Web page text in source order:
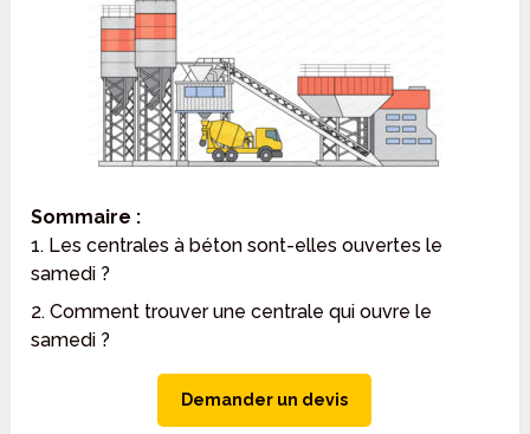
Sommaire :
1. Les centrales à béton sont-elles ouvertes le
samedi ?
2. Comment trouver une centrale qui ouvre le
samedi ?
Demander un devis